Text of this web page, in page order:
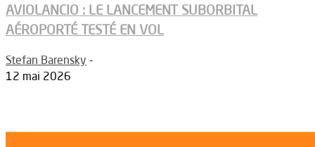
AVIOLANCIO : LE LANCEMENT SUBORBITAL
AÉROPORTÉ TESTÉ EN VOL
Stefan Barensky -
12 mai 2026